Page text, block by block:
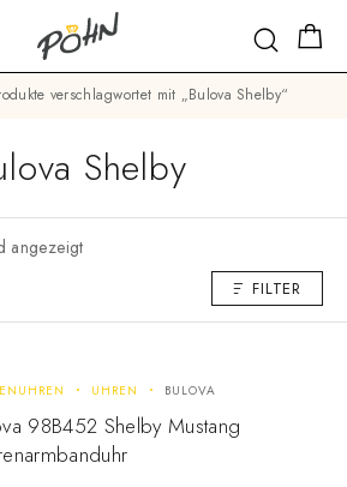
verschlagwortet mit „Bulova Shelby“
Shelby
angezeigt
FILTER
UHREN BULOVA
98B452 Shelby Mustang